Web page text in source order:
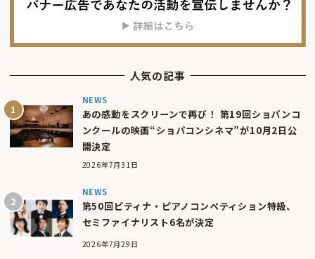
人気の記事
NEWS
あの感動をスクリーンで再び！ 第19回ショパンコ
ンクールの映画“ショパコンシネマ”が10月2日公
開決定
2026年7月31日
NEWS
第50回ピティナ・ピアノコンペティション特級、
セミファイナリスト6名が決定
2026年7月29日